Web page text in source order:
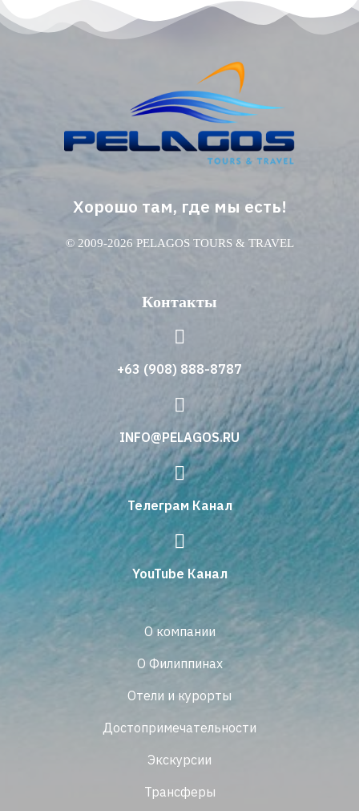
Хорошо там, где мы есть!
© 2009-2026 PELAGOS TOURS & TRAVEL
Контакты
+63 (908) 888-8787
INFO@PELAGOS.RU
Телеграм Канал
YouTube Канал
О компании
О Филиппинах
Отели и курорты
Достопримечательности
Экскурсии
Трансферы